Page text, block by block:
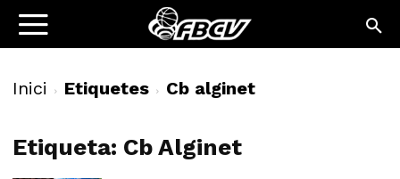
Inici Etiquetes Cb alginet
Etiqueta: Cb Alginet